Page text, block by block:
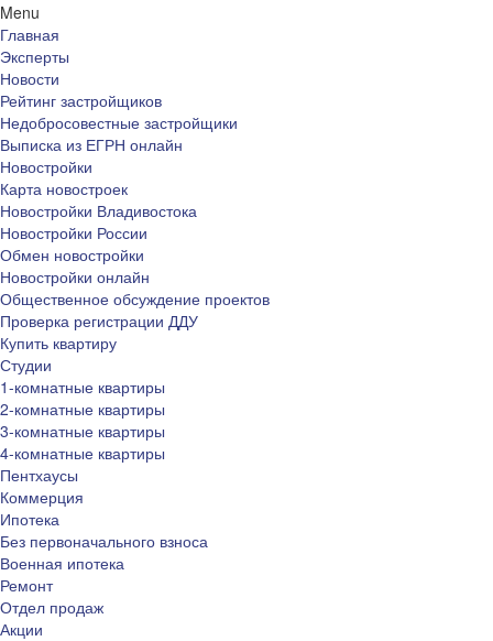
Menu
Главная
Эксперты
Новости
Рейтинг застройщиков
Недобросовестные застройщики
Выписка из ЕГРН онлайн
Новостройки
Карта новостроек
Новостройки Владивостока
Новостройки России
Обмен новостройки
Новостройки онлайн
Общественное обсуждение проектов
Проверка регистрации ДДУ
Купить квартиру
Студии
1-комнатные квартиры
2-комнатные квартиры
3-комнатные квартиры
4-комнатные квартиры
Пентхаусы
Коммерция
Ипотека
Без первоначального взноса
Военная ипотека
Ремонт
Отдел продаж
Акции